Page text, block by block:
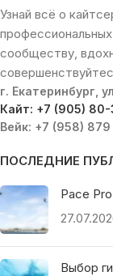
Узнай всё о
сообществу,
г. Екатеринбург,
Кайт: +7 (905) 80-
Вейк: +7 (958) 879
ПОСЛЕДНИЕ
Pace
Выбор